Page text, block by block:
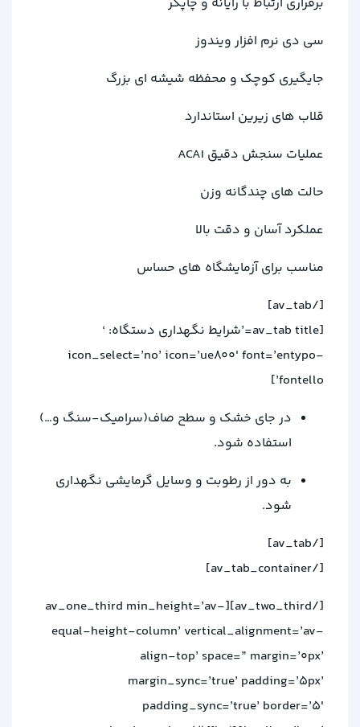
سی دی نرم افزار ویندوز
جایگیری کوچک و محفظه شیشه ای بزرگ
قلاب های زیرین استاندارد
عملیات سنجش دقیق ACAI
حالت های چندگانه وزن
عملکرد آسان و دقت بالا
مناسب برای آزمایشگاه های حساس
[/av_tab]
[av_tab title=’شرایط نگهداری دستگاه: ‘
icon_select=’no’ icon=’ue800′ font=’entypo-
fontello’]
در جای خشک و سطح صاف(سرامیک-سنگ و…)
استفاده شود.
به دور از رطوبت و وسایل گرمایشی نگهداری
شود.
[/av_tab]
[/av_tab_container]
[/av_two_third][av_one_third min_height=’av-
equal-height-column’ vertical_alignment=’av-
align-top’ space=” margin=’0px’
margin_sync=’true’ padding=’5px’
padding_sync=’true’ border=’5′